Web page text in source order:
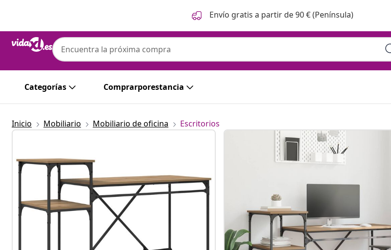
Envío gratis a partir de 90 € (Península)
Categorías Comprarporestancia
Inicio Mobiliario Mobiliario de oficina Escritorios